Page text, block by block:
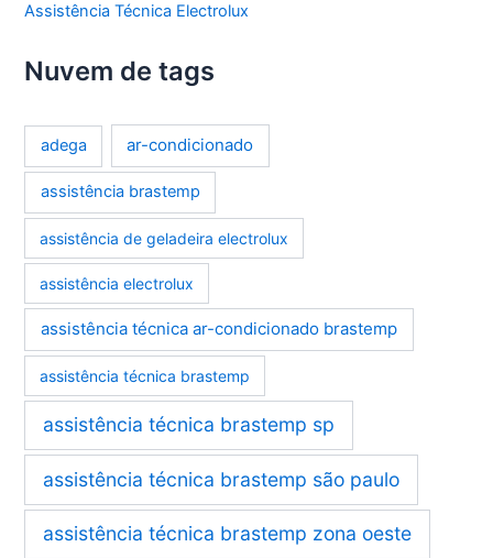
Assistência Técnica Electrolux
Nuvem de tags
adega ar-condicionado
assistência brastemp
assistência de geladeira electrolux
assistência electrolux
assistência técnica ar-condicionado brastemp
assistência técnica brastemp
assistência técnica brastemp sp
assistência técnica brastemp são paulo
assistência técnica brastemp zona oeste